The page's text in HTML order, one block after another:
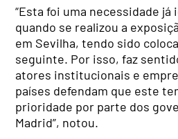
“Esta foi uma necessidade já
quando se realizou a
em Sevilha, tendo sido
seguinte. Por isso, faz
atores institucionais e
países defendam que este
prioridade por parte dos
Madrid”, notou.